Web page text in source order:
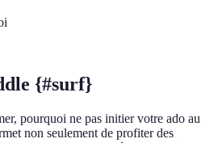
{#surf}
pourquoi ne pas initier votre ado au
non seulement de profiter des